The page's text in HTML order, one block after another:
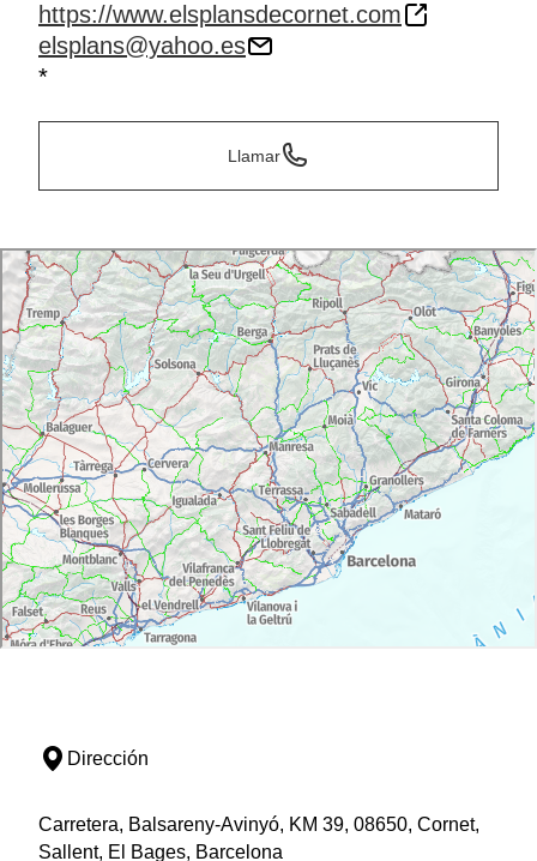
https://www.elsplansdecornet.com
elsplans@yahoo.es
*
Llamar
Dirección
Carretera, Balsareny-Avinyó, KM 39, 08650, Cornet,
Sallent, El Bages, Barcelona